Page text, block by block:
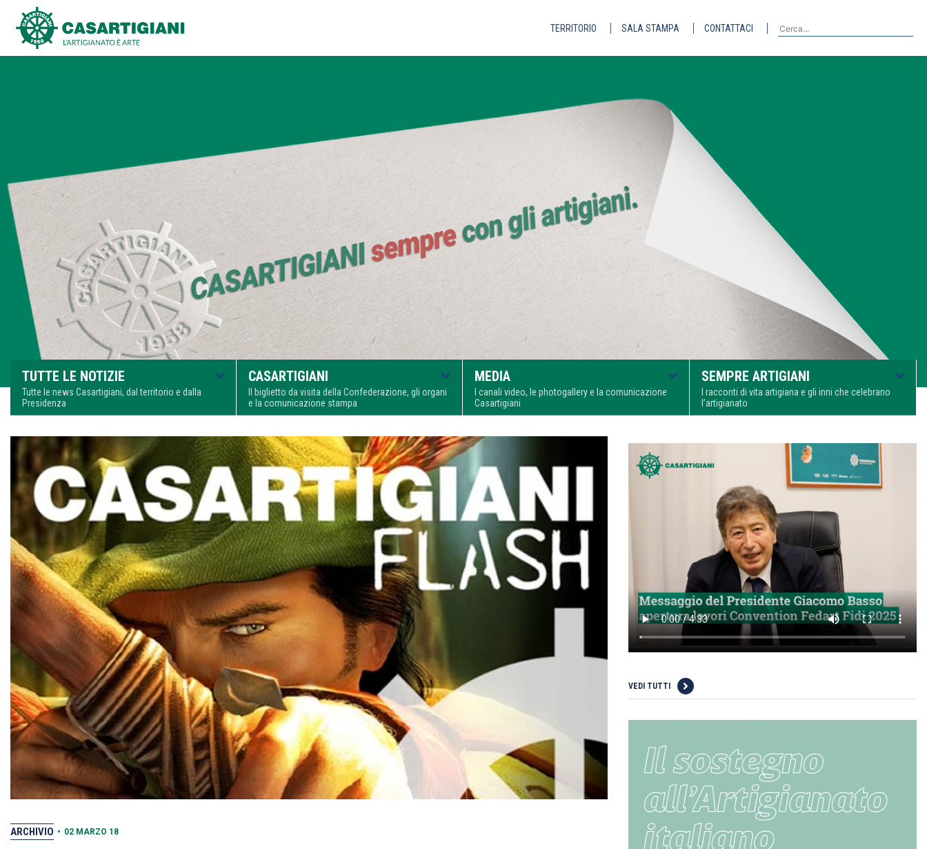
TERRITORIO SALA STAMPA CONTATTACI
TUTTE LE NOTIZIE
Tutte le news Casartigiani, dal territorio e dalla
Presidenza
CASARTIGIANI
Il biglietto da visita della Confederazione, gli organi
e la comunicazione stampa
MEDIA
I canali video, le photogallery e la comunicazione
Casartigiani
SEMPRE ARTIGIANI
I racconti di vita artigiana e gli inni che celebrano
l’artigianato
ARCHIVIO • 02 MARZO 18
VEDI TUTTI